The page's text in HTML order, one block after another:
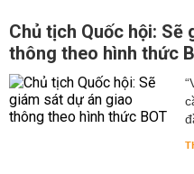
Chủ tịch Quốc hội: Sẽ
thông theo hình thức